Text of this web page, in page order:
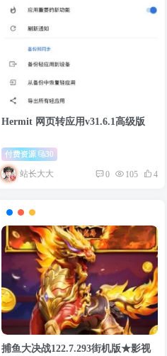
Hermit 网页转应用v31.6.1高级版
付费资源 30
站长大大 0 105 4
捕鱼大决战122.7.293街机版★影视